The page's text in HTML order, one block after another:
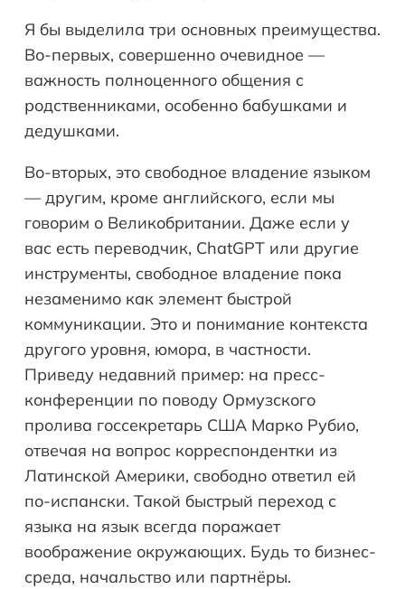
Я бы выделила три основных преимущества.
Во-первых, совершенно очевидное —
важность полноценного общения с
родственниками, особенно бабушками и
дедушками.
Во-вторых, это свободное владение языком
— другим, кроме английского, если мы
говорим о Великобритании. Даже если у
вас есть переводчик, ChatGPT или другие
инструменты, свободное владение пока
незаменимо как элемент быстрой
коммуникации. Это и понимание контекста
другого уровня, юмора, в частности.
Приведу недавний пример: на пресс-
конференции по поводу Ормузского
пролива госсекретарь США Марко Рубио,
отвечая на вопрос корреспондентки из
Латинской Америки, свободно ответил ей
по-испански. Такой быстрый переход с
языка на язык всегда поражает
воображение окружающих. Будь то бизнес-
среда, начальство или партнёры.